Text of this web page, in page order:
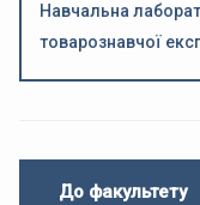
Навчальна
товарознавчої
До факультету